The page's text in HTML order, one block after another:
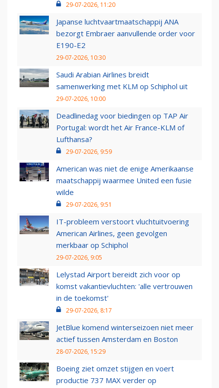
29-07-2026, 11:20
Japanse luchtvaartmaatschappij ANA
bezorgt Embraer aanvullende order voor
E190-E2
29-07-2026, 10:30
Saudi Arabian Airlines breidt
samenwerking met KLM op Schiphol uit
29-07-2026, 10:00
Deadlinedag voor biedingen op TAP Air
Portugal: wordt het Air France-KLM of
Lufthansa?
29-07-2026, 9:59
American was niet de enige Amerikaanse
maatschappij waarmee United een fusie
wilde
29-07-2026, 9:51
IT-probleem verstoort vluchtuitvoering
American Airlines, geen gevolgen
merkbaar op Schiphol
29-07-2026, 9:05
Lelystad Airport bereidt zich voor op
komst vakantievluchten: 'alle vertrouwen
in de toekomst'
29-07-2026, 8:17
JetBlue komend winterseizoen niet meer
actief tussen Amsterdam en Boston
28-07-2026, 15:29
Boeing ziet omzet stijgen en voert
productie 737 MAX verder op